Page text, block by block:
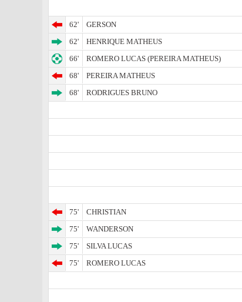
62'
GERSON
62'
HENRIQUE MATHEUS
66'
ROMERO LUCAS (PEREIRA MATHEUS)
68'
PEREIRA MATHEUS
68'
RODRIGUES BRUNO
75'
CHRISTIAN
75'
WANDERSON
75'
SILVA LUCAS
75'
ROMERO LUCAS